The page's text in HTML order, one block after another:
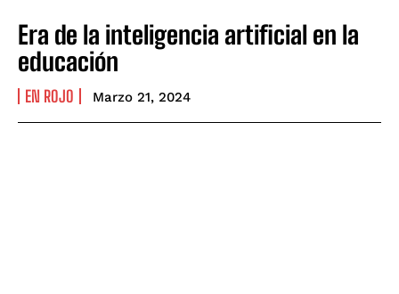
Era de la inteligencia artificial en la
educación
EN ROJO Marzo 21, 2024